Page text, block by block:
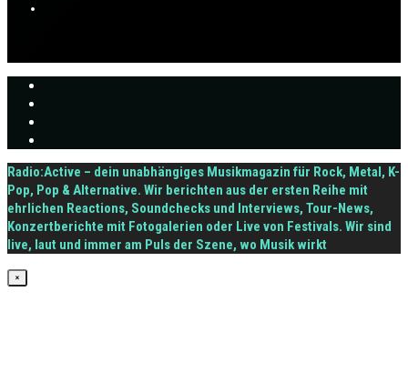
Radio:Active – dein unabhängiges Musikmagazin für Rock, Metal, K-
Pop, Pop & Alternative. Wir berichten aus der ersten Reihe mit
ehrlichen Reactions, Soundchecks und Interviews, Tour-News,
Konzertberichte mit Fotogalerien oder Live von Festivals. Wir sind
live, laut und immer am Puls der Szene, wo Musik wirkt
×